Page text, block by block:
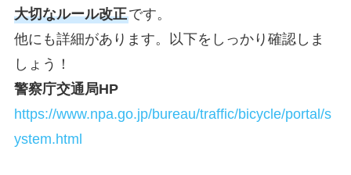
大切なルール改正です。
他にも詳細があります。以下をしっかり確認しま
しょう！
警察庁交通局HP
https://www.npa.go.jp/bureau/traffic/bicycle/portal/s
ystem.html